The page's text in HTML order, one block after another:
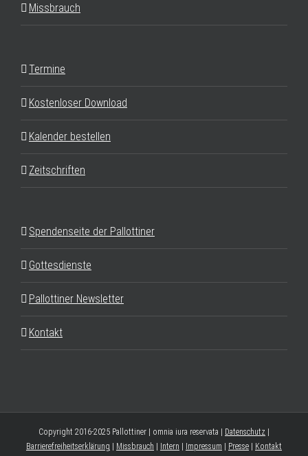
Missbrauch
Termine
Kostenloser Download
Kalender bestellen
Zeitschriften
Spendenseite der Pallottiner
Gottesdienste
Pallottiner Newsletter
Kontakt
Copyright 2016-2025 Pallottiner | omnia iura reservata | Datenschutz |
Barrierefreiheitserklärung | Missbrauch | Intern | Impressum | Presse | Kontakt